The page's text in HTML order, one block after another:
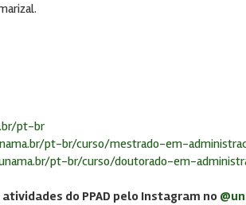
pt-br
pt-br/curso/mestrado-em-
pt-br/curso/doutorado-em-
do PPAD pelo Instagram no